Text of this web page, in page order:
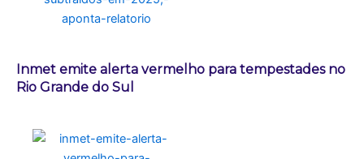
Inmet emite alerta vermelho para tempestades no
Rio Grande do Sul